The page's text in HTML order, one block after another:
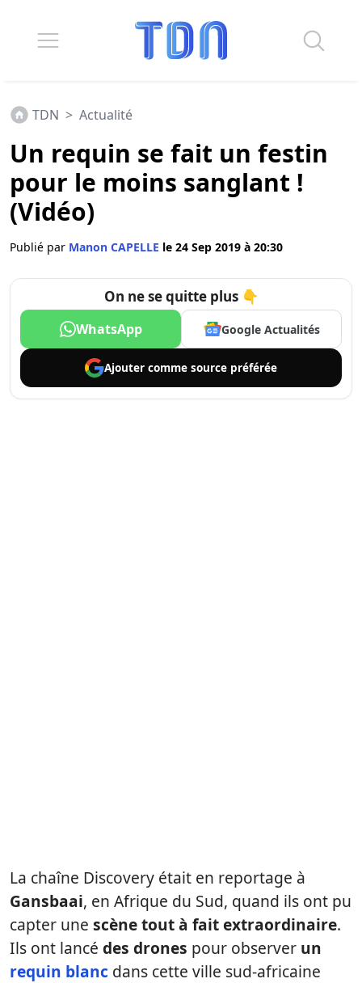
TDN > Actualité
Un requin se fait un festin
pour le moins sanglant !
(Vidéo)
Publié par Manon CAPELLE le 24 Sep 2019 à 20:30
On ne se quitte plus 👇
WhatsApp Google Actualités
Ajouter comme source préférée
La chaîne Discovery était en reportage à
Gansbaai, en Afrique du Sud, quand ils ont pu
capter une scène tout à fait extraordinaire.
Ils ont lancé des drones pour observer un
requin blanc dans cette ville sud-africaine